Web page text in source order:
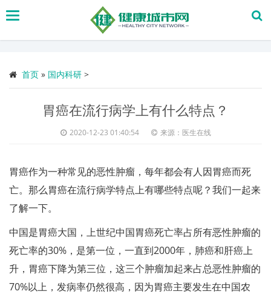
搜
首页 » 国内科研 >
胃癌在流行病学上有什么特点？
2020-12-23 01:40:54 来源：医生在线
胃癌作为一种常见的恶性肿瘤，每年都会有人因胃癌而死
亡。那么胃癌在流行病学特点上有哪些特点呢？我们一起来
了解一下。
中国是胃癌大国，上世纪中国胃癌死亡率占所有恶性肿瘤的
死亡率的30%，是第一位，一直到2000年，肺癌和肝癌上
升，胃癌下降为第三位，这三个肿瘤加起来占总恶性肿瘤的
70%以上，发病率仍然很高，因为胃癌主要发生在中国农